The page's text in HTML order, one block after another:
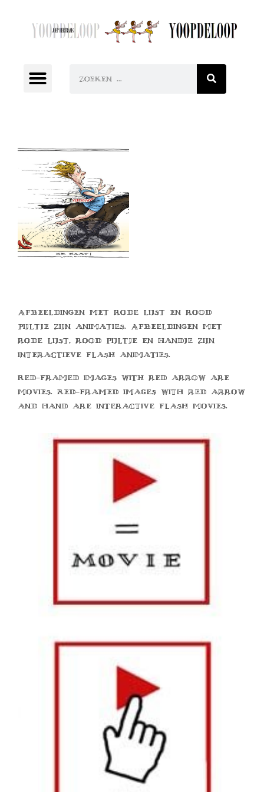
Afbeeldingen met rode lijst en rood
pijltje zijn animaties. Afbeeldingen met
rode lijst, rood pijltje en handje zijn
interactieve flash animaties.
Red-framed images with red arrow are
movies. Red-framed images with red arrow
and hand are interactive flash movies.